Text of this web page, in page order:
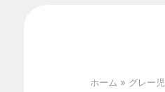
ホーム » グレー児